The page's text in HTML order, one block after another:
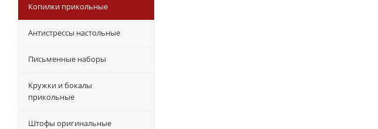
Копилки прикольные
Антистрессы настольные
Письменные наборы
Кружки и бокалы
прикольные
Штофы оригинальные